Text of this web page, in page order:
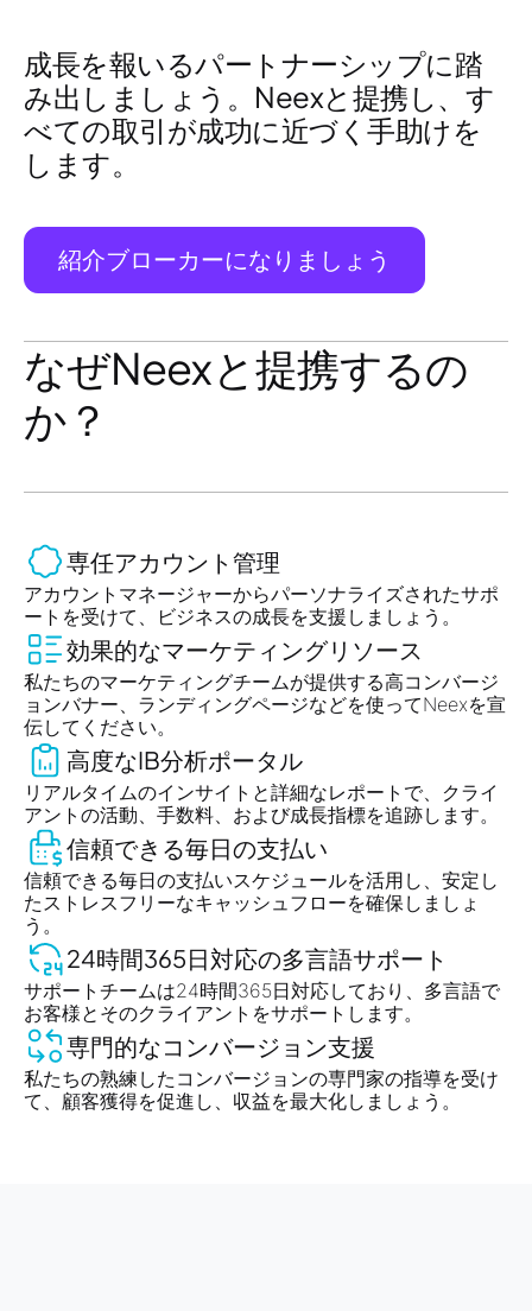
成長を報いるパートナーシップに踏
み出しましょう。Neexと提携し、す
べての取引が成功に近づく手助けを
します。
紹介ブローカーになりましょう
なぜNeexと提携するの
か？
専任アカウント管理
アカウントマネージャーからパーソナライズされたサポ
ートを受けて、ビジネスの成長を支援しましょう。
効果的なマーケティングリソース
私たちのマーケティングチームが提供する高コンバージ
ョンバナー、ランディングページなどを使ってNeexを宣
伝してください。
高度なIB分析ポータル
リアルタイムのインサイトと詳細なレポートで、クライ
アントの活動、手数料、および成長指標を追跡します。
信頼できる毎日の支払い
信頼できる毎日の支払いスケジュールを活用し、安定し
たストレスフリーなキャッシュフローを確保しましょ
う。
24時間365日対応の多言語サポート
サポートチームは24時間365日対応しており、多言語で
お客様とそのクライアントをサポートします。
専門的なコンバージョン支援
私たちの熟練したコンバージョンの専門家の指導を受け
て、顧客獲得を促進し、収益を最大化しましょう。